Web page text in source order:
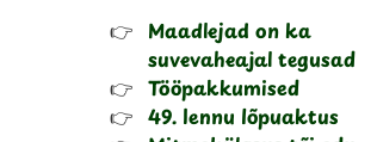
Maadlejad on ka
suvevaheajal tegusad
Tööpakkumised
49. lennu lõpuaktus